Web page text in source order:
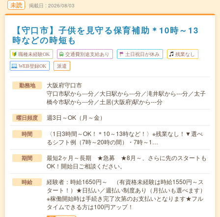
未読 掲載日 2026/08/03
【守口市】子供を見守る保育補助＊10時～13
時などの時短も
職種未経験OK 交通費別途支給あり 土日祝日が休み 残業なし
WEB登録OK 派遣
勤務地
大阪府守口市
守口市駅から---分／大日駅から---分／滝井駅から---分／太子
橋今市駅から---分／土居(大阪府)駅から---分
曜日頻度 週3日～OK（月～金）
時間
〈1日3時間～OK！＊10～13時など！〉※残業なし！▼選べ
るシフト例（7時～20時の間）・7時～1…
期間
最短2ヶ月～長期 ★急募 ★8月～、さらに先のスタートも
OK！開始日ご相談ください。
時給
経験者：時給1650円～ （有資格未経験は時給1550円～ス
タート！）★日払い／週払い制度あり（月払いも選べます）
※稼働開始時は手続き完了次第のお支払いとなります★フル
タイムできる方は100円アップ！